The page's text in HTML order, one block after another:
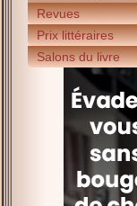
Revues
Prix littéraires
Salons du livre